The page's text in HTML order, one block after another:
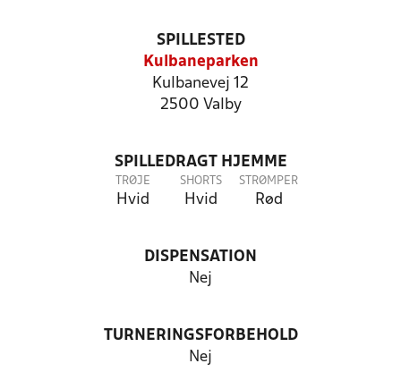
SPILLESTED
Kulbaneparken
Kulbanevej 12
2500 Valby
SPILLEDRAGT HJEMME
TRØJE
Hvid
SHORTS
Hvid
STRØMPER
Rød
DISPENSATION
Nej
TURNERINGSFORBEHOLD
Nej